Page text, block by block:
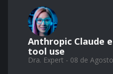
Anthropic Claude
tool use
Dra. Expert - 08 de Agosto